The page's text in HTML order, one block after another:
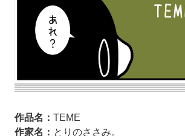
作品名： TEME
作家名： とりのささみ。